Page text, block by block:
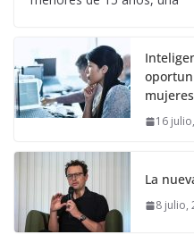
16
La
8 julio,